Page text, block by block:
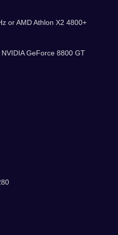
or AMD Athlon X2 4800+
GeForce 8800 GT